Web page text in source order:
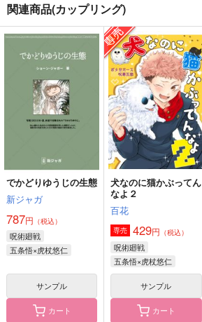
作品詳細
Good Night Routine
きになる木
1,265円
潮江文次郎×立花仙蔵
サンプル
作品詳細
Good Friends Teach
ers～The Banquet～
ねこん家
1,572円
デイヴィス・クルーウェ
ル
サンプル
作品詳細
ん4
ゴビョウ
787円（税込）
呪術廻戦
五条悟×虎杖悠仁
カート
子虎ちゃんといっし
ょ！
ゴビョウ
専売 787円（税込）
呪術廻戦
五条悟×虎杖悠仁
サンプル
関連商品(カップリング)
でかどりゆうじの生態
新ジャガ
787円 （税込）
呪術廻戦
五条悟×虎杖悠仁
サンプル
カート
犬なのに猫かぶってん
なよ２
百花
専売 429円 （税込）
呪術廻戦
五条悟×虎杖悠仁
サンプル
カート